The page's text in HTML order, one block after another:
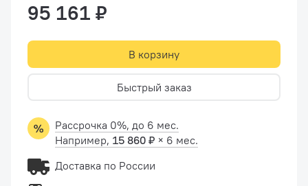
95 161 ₽
В корзину
Быстрый заказ
Рассрочка 0%, до 6 мес.
Например, 15 860 ₽ × 6 мес.
Доставка по России